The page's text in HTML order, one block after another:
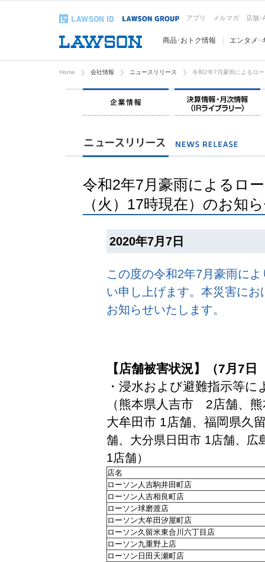
アプリ メルマガ 店舗･
商品･おトク情報 エンタメ･
Home 会社情報 ニュースリリース 令和2年7月豪雨によるロ
企業情報
令和2年7月豪雨によるロ
（火）17時現在）のお知
2020年7月7日
この度の令和2年7月豪雨に
い申し上げます。本災害に
お知らせいたします。
【店舗被害状況】（7月7日
・浸水および避難指示等
（熊本県人吉市 2店舗、
大牟田市 1店舗、福岡県久
舗、大分県日田市 1店舗、広
1店舗）
店名
ローソン人吉駒井田町店
ローソン人吉相良町店
ローソン球磨渡店
ローソン大牟田汐屋町店
ローソン久留米東合川六丁目店
ローソン九重野上店
ローソン日田天瀬町店